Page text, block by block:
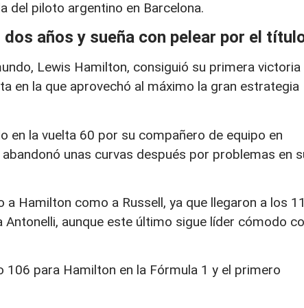
del piloto argentino en Barcelona.
años y sueña con pelear por el
Lewis Hamilton, consiguió su primera victoria
en la que aprovechó al máximo la gran estrategia
en la vuelta 60 por su compañero de equipo en
unas curvas después por problemas en
Hamilton como a Russell, ya que llegaron a los
aunque este último sigue líder cómodo
para Hamilton en la Fórmula 1 y el primero